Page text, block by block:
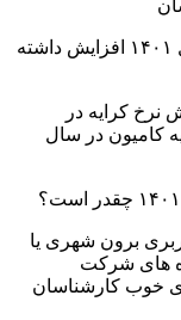
آیا نرخ حمل بار و کرایه وانت و نیسان در سال ۱۴۰۱ افزایش داشته
کرایه در
کامیون در سال
برون شهری یا
های شرکت
های خوب کارشناسان